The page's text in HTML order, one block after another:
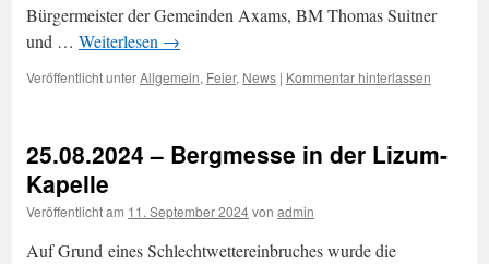
Bürgermeister der Gemeinden Axams, BM Thomas Suitner
und … Weiterlesen →
Veröffentlicht unterAllgemein, Feier, News | Kommentar hinterlassen
25.08.2024 – Bergmesse in der Lizum-
Kapelle
Veröffentlicht am 11. September 2024von admin
Auf Grund eines Schlechtwettereinbruches wurde die